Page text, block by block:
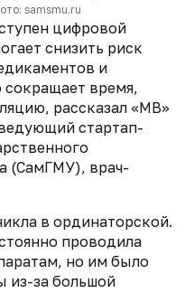
samsmu.ru
цифровой
снизить риск
и
сокращает время,
рассказал «МВ»
стартап-
(СамГМУ), врач-
в ординаторской.
проводила
но им было
из-за большой